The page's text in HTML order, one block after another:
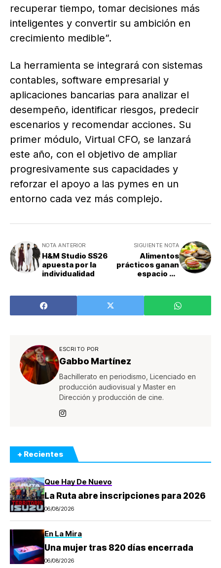
recuperar tiempo, tomar decisiones más
inteligentes y convertir su ambición en
crecimiento medible”.
La herramienta se integrará con sistemas
contables, software empresarial y
aplicaciones bancarias para analizar el
desempeño, identificar riesgos, predecir
escenarios y recomendar acciones. Su
primer módulo, Virtual CFO, se lanzará
este año, con el objetivo de ampliar
progresivamente sus capacidades y
reforzar el apoyo a las pymes en un
entorno cada vez más complejo.
NOTA ANTERIOR
H&M Studio SS26
apuesta por la
individualidad
SIGUIENTE NOTA
Alimentos
prácticos ganan
espacio en
ESCRITO POR
Gabbo Martínez
Bachillerato en periodismo, Licenciado en
producción audiovisual y Master en
Dirección y producción de cine.
+ Recientes
Que Hay De Nuevo
La Ruta abre inscripciones para 2026
06/08/2026
En La Mira
Una mujer tras 820 días encerrada
06/08/2026